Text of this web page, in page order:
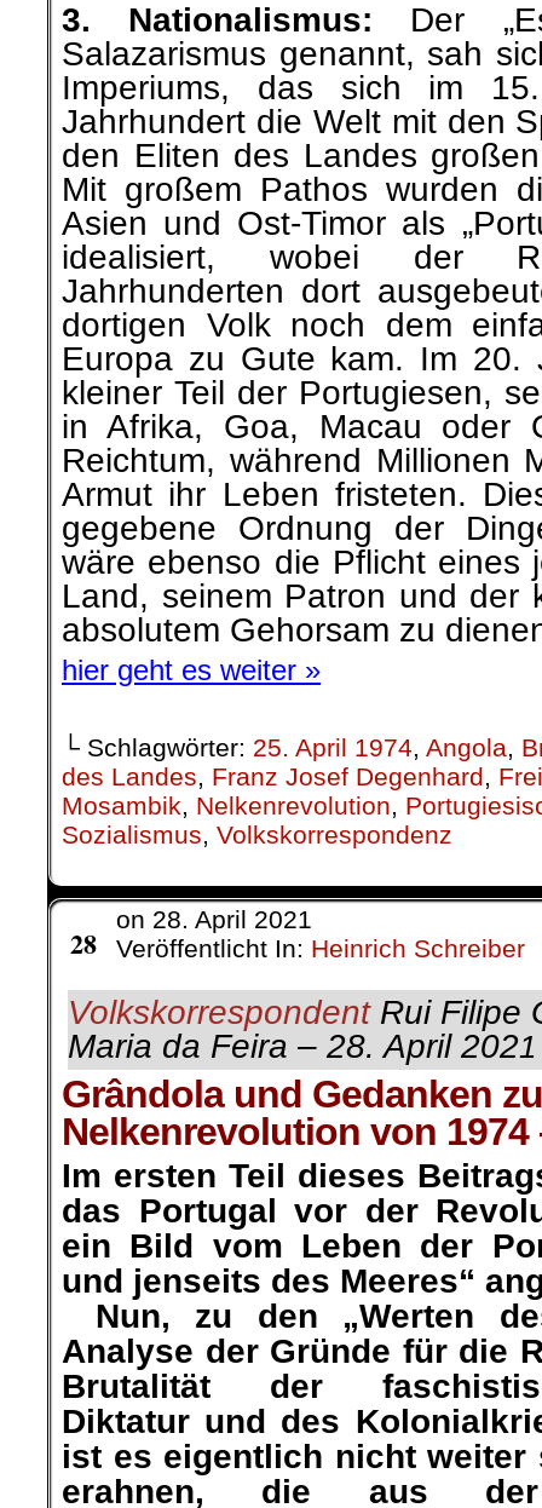
3. Nationalismus: Der
Salazarismus genannt, sah
Imperiums, das sich im
Jahrhundert die Welt mit den
den Eliten des Landes
Mit großem Pathos wurden
Asien und Ost-Timor als
idealisiert, wobei der
Jahrhunderten dort
dortigen Volk noch dem
Europa zu Gute kam. Im 20.
kleiner Teil der Portugiesen,
in Afrika, Goa, Macau oder
Reichtum, während Millionen
Armut ihr Leben fristeten.
gegebene Ordnung der
wäre ebenso die Pflicht eines
Land, seinem Patron und der
absolutem Gehorsam zu
hier geht es weiter »
└ Schlagwörter: 25. April 1974, Angola,
des Landes, Franz Josef Degenhard,
Mosambik, Nelkenrevolution,
Sozialismus, Volkskorrespondenz
28
on 28. April 2021
Veröffentlicht In: Heinrich Schreiber
VolkskorrespondentRui Filipe
Maria da Feira – 28. April 2021
Grândola und Gedanken
Nelkenrevolution von 1974
Im ersten Teil dieses
das Portugal vor der
ein Bild vom Leben der
und jenseits des Meeres“
Nun, zu den „Werten
Analyse der Gründe für die
Brutalität der
Diktatur und des
ist es eigentlich nicht weiter
erahnen, die aus der